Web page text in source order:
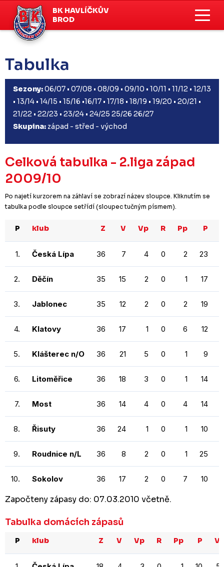
BK HAVLÍČKŮV
BROD
Tabulka
Sezony:06/07 • 07/08 • 08/09 • 09/10 • 10/11 • 11/12 • 12/13
• 13/14 • 14/15 • 15/16 •16/17 • 17/18 • 18/19 • 19/20 • 20/21 •
21/22 • 22/23 • 23/24 • 24/25 25/26 26/27
Skupina: západ - střed - východ
Celková tabulka - 2.liga západ
2009/10
Po najetí kurzorem na záhlaví se zobrazí název sloupce. Kliknutím se
tabulka podle sloupce setřídí (sloupec tučným písmem).
P klub Z V Vp R Pp P
1. Česká Lípa 36 7 4 0 2 23
2. Děčín 35 15 2 0 1 17
3. Jablonec 35 12 2 0 2 19
4. Klatovy 36 17 1 0 6 12
5. Klášterec n/O 36 21 5 0 1 9
6. Litoměřice 36 18 3 0 1 14
7. Most 36 14 4 0 4 14
8. Řisuty 36 24 1 0 1 10
9. Roudnice n/L 36 8 2 0 1 25
10. Sokolov 36 17 2 0 7 10
Započteny zápasy do: 07.03.2010 včetně.
Tabulka domácích zápasů
P klub Z V Vp R Pp P